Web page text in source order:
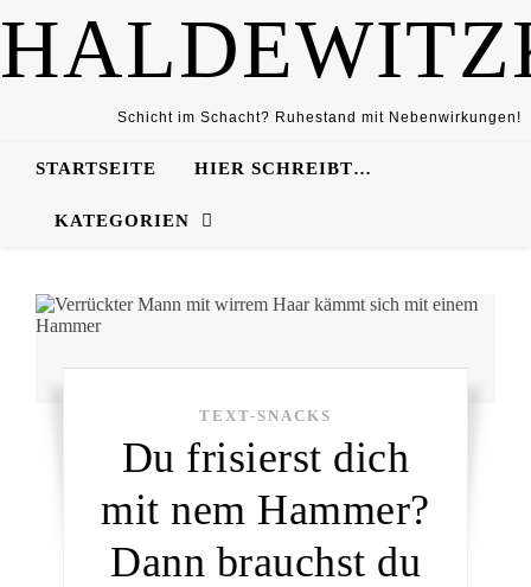
Schicht im Schacht? Ruhestand mit Nebenwirkungen!
STARTSEITE HIER SCHREIBT…
KATEGORIEN
TEXT-SNACKS
Du frisierst dich
mit nem Hammer?
Dann brauchst du